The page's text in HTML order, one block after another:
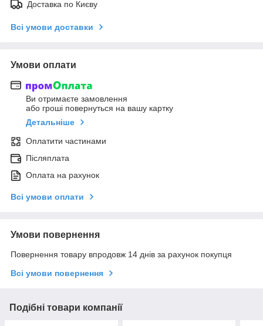
Доставка по Києву
Всі умови доставки
Умови оплати
Ви отримаєте замовлення
або гроші повернуться на вашу картку
Детальніше
Оплатити частинами
Післяплата
Оплата на рахунок
Всі умови оплати
Умови повернення
Повернення товару впродовж 14 днів за рахунок покупця
Всі умови повернення
Подібні товари компанії